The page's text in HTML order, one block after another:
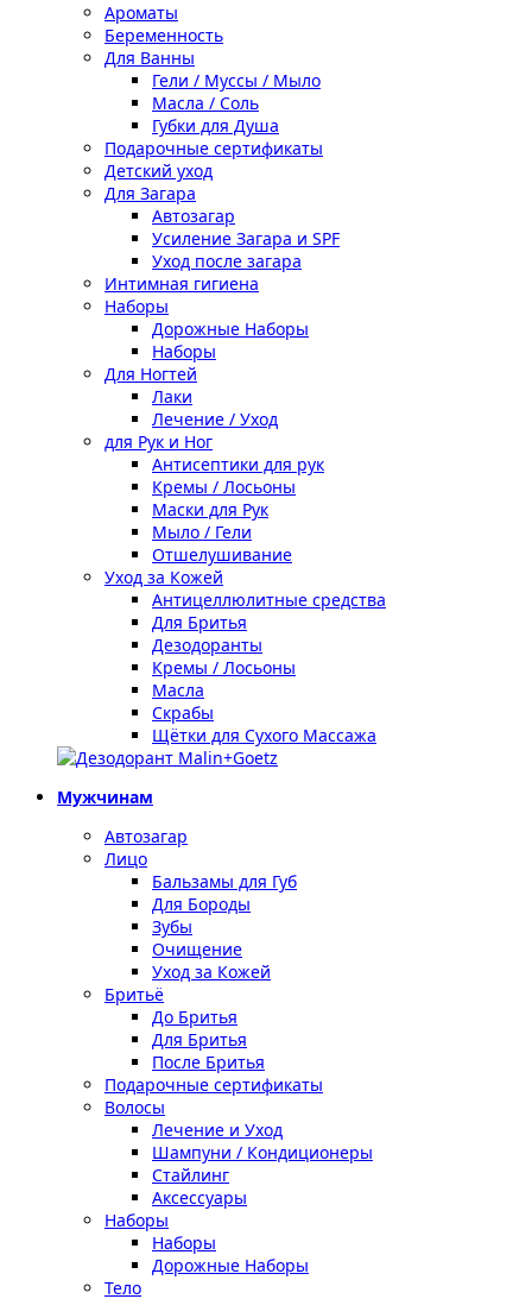
Ароматы
Беременность
Для Ванны
Гели / Муссы / Мыло
Масла / Соль
Губки для Душа
Подарочные сертификаты
Детский уход
Для Загара
Автозагар
Усиление Загара и SPF
Уход после загара
Интимная гигиена
Наборы
Дорожные Наборы
Наборы
Для Ногтей
Лаки
Лечение / Уход
для Рук и Ног
Антисептики для рук
Кремы / Лосьоны
Маски для Рук
Мыло / Гели
Отшелушивание
Уход за Кожей
Антицеллюлитные средства
Для Бритья
Дезодоранты
Кремы / Лосьоны
Масла
Скрабы
Щётки для Сухого Массажа
Мужчинам
Автозагар
Лицо
Бальзамы для Губ
Для Бороды
Зубы
Очищение
Уход за Кожей
Бритьё
До Бритья
Для Бритья
После Бритья
Подарочные сертификаты
Волосы
Лечение и Уход
Шампуни / Кондиционеры
Стайлинг
Аксессуары
Наборы
Наборы
Дорожные Наборы
Тело